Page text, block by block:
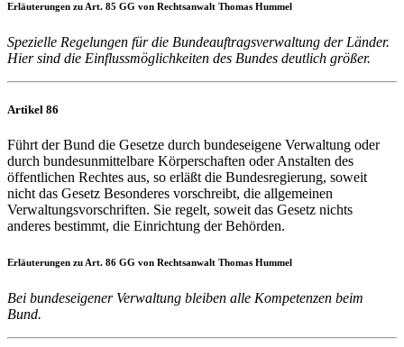
Erläuterungen zu Art. 85 GG von Rechtsanwalt Thomas Hummel
Spezielle Regelungen für die Bundeauftragsverwaltung der Länder.
Hier sind die Einflussmöglichkeiten des Bundes deutlich größer.
Artikel 86
Führt der Bund die Gesetze durch bundeseigene Verwaltung oder
durch bundesunmittelbare Körperschaften oder Anstalten des
öffentlichen Rechtes aus, so erläßt die Bundesregierung, soweit
nicht das Gesetz Besonderes vorschreibt, die allgemeinen
Verwaltungsvorschriften. Sie regelt, soweit das Gesetz nichts
anderes bestimmt, die Einrichtung der Behörden.
Erläuterungen zu Art. 86 GG von Rechtsanwalt Thomas Hummel
Bei bundeseigener Verwaltung bleiben alle Kompetenzen beim
Bund.